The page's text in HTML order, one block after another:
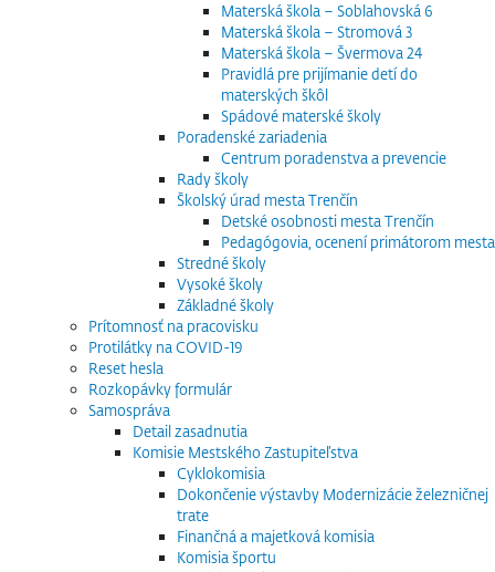
Materská škola – Soblahovská 6
Materská škola – Stromová 3
Materská škola – Švermova 24
Pravidlá pre prijímanie detí do
materských škôl
Spádové materské školy
Poradenské zariadenia
Centrum poradenstva a prevencie
Rady školy
Školský úrad mesta Trenčín
Detské osobnosti mesta Trenčín
Pedagógovia, ocenení primátorom mesta
Stredné školy
Vysoké školy
Základné školy
Prítomnosť na pracovisku
Protilátky na COVID-19
Reset hesla
Rozkopávky formulár
Samospráva
Detail zasadnutia
Komisie Mestského Zastupiteľstva
Cyklokomisia
Dokončenie výstavby Modernizácie železničnej
trate
Finančná a majetková komisia
Komisia športu